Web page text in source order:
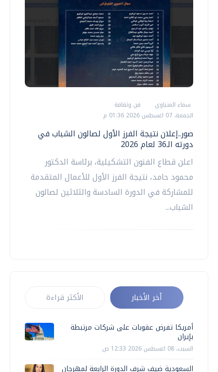
سماء المنياوي
فن وثقافة
الجمعة، 07 اغسطس 2026 01:36 م
صور..إعلان نتيجة الفرز الأول لصالون الشباب في
دورته الـ36 لعام 2026
اعلن قطاع الفنون التشكيلية، برئاسة الدكتور
محمود حامد، نتيجة الفرز الأول للأعمال المتقدمة
للمشاركة في الدورة السادسة والثلاثين لصالون
الشباب...
أخر الأخبار الأكثر قراءة
أمريكا تفرض عقوبات على شركات مرتبطة
بإيران
السبت، 08 اغسطس 2026 12:33 ص
السعودية ضيف شرف الدورة الرابعة لمهرجان